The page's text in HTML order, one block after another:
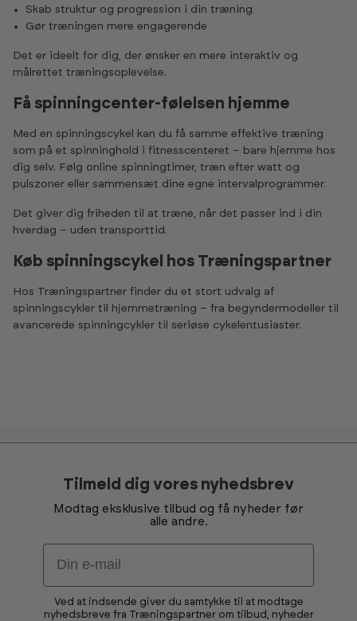
Skab struktur og progression i din træning
Gør træningen mere engagerende
Det er ideelt for dig, der ønsker en mere interaktiv og
målrettet træningsoplevelse.
Få spinningcenter-følelsen hjemme
Med en spinningscykel kan du få samme effektive træning
som på et spinninghold i fitnesscenteret – bare hjemme hos
dig selv. Følg online spinningtimer, træn efter watt og
pulszoner eller sammensæt dine egne intervalprogrammer.
Det giver dig friheden til at træne, når det passer ind i din
hverdag – uden transporttid.
Køb spinningscykel hos Træningspartner
Hos Træningspartner finder du et stort udvalg af
spinningscykler til hjemmetræning – fra begyndermodeller til
avancerede spinningcykler til seriøse cykelentusiaster.
Tilmeld dig vores nyhedsbrev
Modtag eksklusive tilbud og få nyheder før
alle andre.
Email
Ved at indsende giver du samtykke til at modtage
nyhedsbreve fra Træningspartner om tilbud, nyheder